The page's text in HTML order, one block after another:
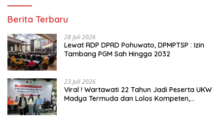
Berita Terbaru
28 Juli 2026
Lewat RDP DPRD Pohuwato, DPMPTSP : Izin
Tambang PGM Sah Hingga 2032
23 Juli 2026
Viral ! Wartawati 22 Tahun Jadi Peserta UKW
Madya Termuda dan Lolos Kompeten,